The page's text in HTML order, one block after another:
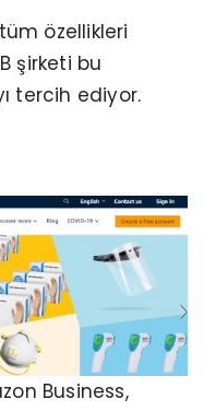
özellikleri
şirketi bu
tercih ediyor.
Business,